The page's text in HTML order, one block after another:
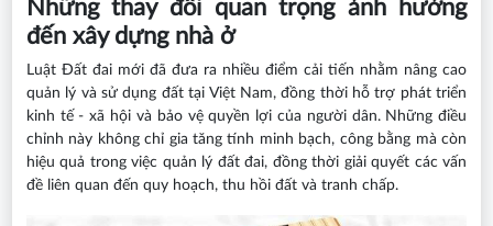
Những thay đổi quan trọng ảnh hưởng
đến xây dựng nhà ở
Luật Đất đai mới đã đưa ra nhiều điểm cải tiến nhằm nâng cao
quản lý và sử dụng đất tại Việt Nam, đồng thời hỗ trợ phát triển
kinh tế - xã hội và bảo vệ quyền lợi của người dân. Những điều
chỉnh này không chỉ gia tăng tính minh bạch, công bằng mà còn
hiệu quả trong việc quản lý đất đai, đồng thời giải quyết các vấn
đề liên quan đến quy hoạch, thu hồi đất và tranh chấp.